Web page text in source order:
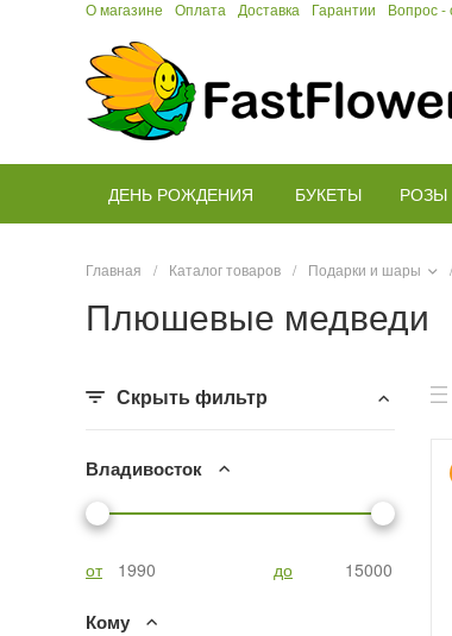
О магазине Оплата Доставка Гарантии Вопрос -
ДЕНЬ РОЖДЕНИЯ БУКЕТЫ РОЗЫ
Главная / Каталог товаров / Подарки и шары /
Плюшевые медведи
Скрыть фильтр
Владивосток
от до
Кому